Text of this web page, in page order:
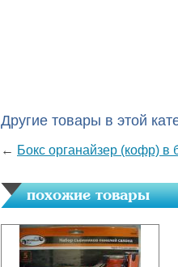
Другие товары в этой
← Бокс органайзер (кофр) в
похожие товары